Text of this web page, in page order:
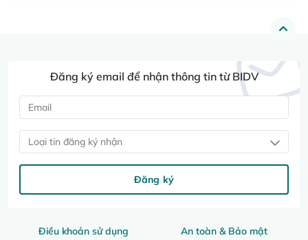
Điều khoản sử dụng
An toàn & Bảo mật
Đăng ký email để nhận thông tin từ BIDV
Loại tin đăng ký nhận
Đăng ký